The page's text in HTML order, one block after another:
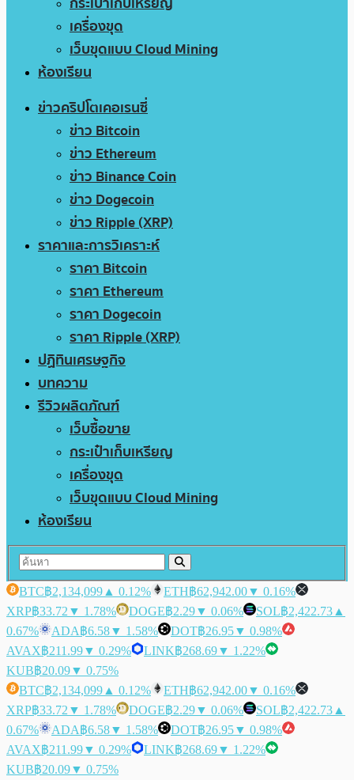
เครื่องขุด
เว็บขุดแบบ Cloud Mining
ห้องเรียน
ข่าวคริปโตเคอเรนซี่
ข่าว Bitcoin
ข่าว Ethereum
ข่าว Binance Coin
ข่าว Dogecoin
ข่าว Ripple (XRP)
ราคาและการวิเคราะห์
ราคา Bitcoin
ราคา Ethereum
ราคา Dogecoin
ราคา Ripple (XRP)
ปฏิทินเศรษฐกิจ
บทความ
รีวิวผลิตภัณฑ์
เว็บซื้อขาย
กระเป๋าเก็บเหรียญ
เครื่องขุด
เว็บขุดแบบ Cloud Mining
ห้องเรียน
BTC฿2,134,099 ▲ 0.12% ETH฿62,942.00▼ 0.16%
XRP฿33.72 ▼ 1.78% DOGE฿2.29▼ 0.06% SOL฿2,422.73 ▲
0.67%
ADA฿6.58▼ 1.58% DOT฿26.95▼ 0.98%
AVAX฿211.99▼ 0.29% LINK฿268.69▼ 1.22%
KUB฿20.09▼ 0.75%
BTC฿2,134,099 ▲ 0.12% ETH฿62,942.00▼ 0.16%
XRP฿33.72 ▼ 1.78% DOGE฿2.29▼ 0.06% SOL฿2,422.73 ▲
0.67%
ADA฿6.58▼ 1.58% DOT฿26.95▼ 0.98%
AVAX฿211.99▼ 0.29% LINK฿268.69▼ 1.22%
KUB฿20.09▼ 0.75%